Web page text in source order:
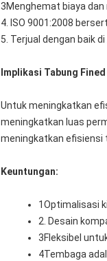
3Menghemat biaya
4. ISO 9001:2008
5. Terjual dengan baik
Implikasi Tabung Fined
Untuk meningkatkan
meningkatkan luas
meningkatkan efisiensi
Keuntungan:
1Optimalisasi
2. Desain
3Fleksibel
4Tembaga